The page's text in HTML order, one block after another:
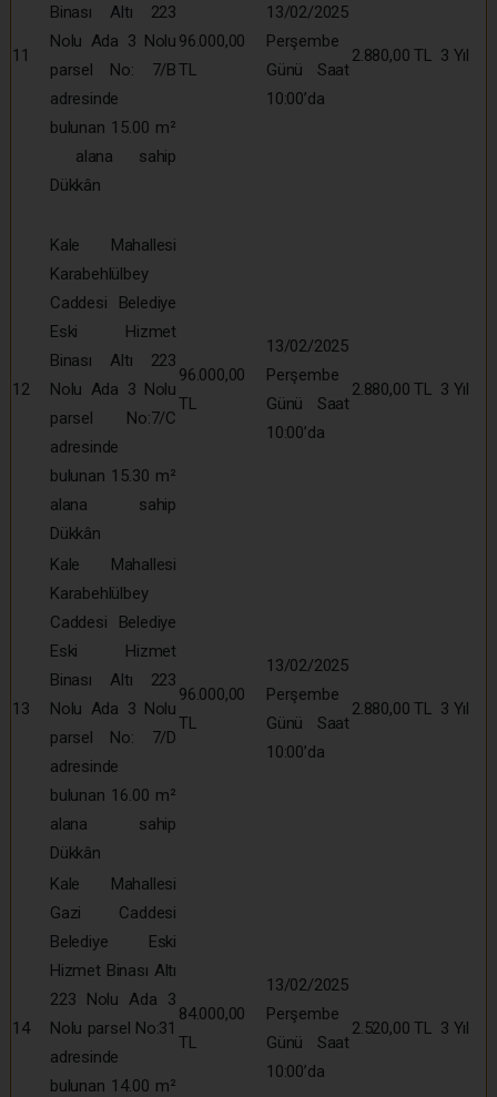
11
Binası Altı 223
Nolu Ada 3 Nolu
parsel No: 7/B
adresinde
bulunan 15.00 m²
alana sahip
Dükkân
96.000,00
TL
13/02/2025
Perşembe
Günü Saat
10:00’da
2.880,00 TL 3 Yıl
12
Kale Mahallesi
Karabehlülbey
Caddesi Belediye
Eski Hizmet
Binası Altı 223
Nolu Ada 3 Nolu
parsel No:7/C
adresinde
bulunan 15.30 m²
alana sahip
Dükkân
96.000,00
TL
13/02/2025
Perşembe
Günü Saat
10:00’da
2.880,00 TL 3 Yıl
13
Kale Mahallesi
Karabehlülbey
Caddesi Belediye
Eski Hizmet
Binası Altı 223
Nolu Ada 3 Nolu
parsel No: 7/D
adresinde
bulunan 16.00 m²
alana sahip
Dükkân
96.000,00
TL
13/02/2025
Perşembe
Günü Saat
10:00’da
2.880,00 TL 3 Yıl
14
Kale Mahallesi
Gazi Caddesi
Belediye Eski
Hizmet Binası Altı
223 Nolu Ada 3
Nolu parsel No:31
adresinde
bulunan 14.00 m²
84.000,00
TL
13/02/2025
Perşembe
Günü Saat
10:00’da
2.520,00 TL 3 Yıl